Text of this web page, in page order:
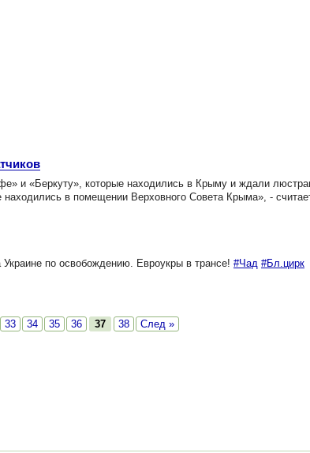
и «Беркуту», которые находились в Крыму и ждали
в помещении Верховного Совета Крыма», -
по освобождению. Евроукры в трансе! #Чад #Бл.цирк
33 34 35 36 37 38 След »